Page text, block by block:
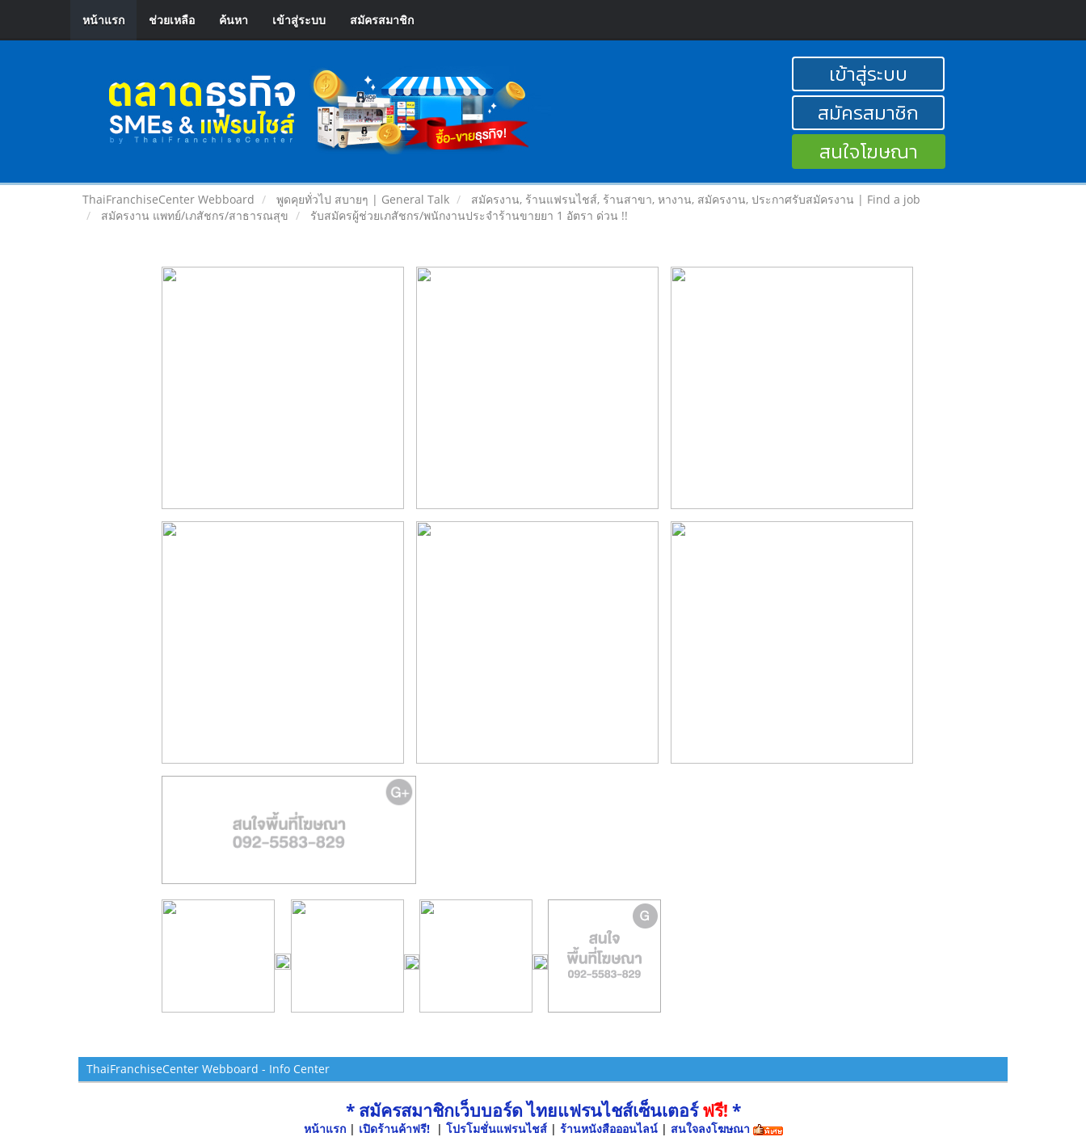
หน้าแรก ช่วยเหลือ ค้นหา เข้าสู่ระบบ สมัครสมาชิก
เข้าสู่ระบบ
สมัครสมาชิก
สนใจโฆษณา
ThaiFranchiseCenter Webboard พูดคุยทั่วไป สบายๆ | General Talk
สมัครงาน, ร้านแฟรนไชส์, ร้านสาขา, หางาน, สมัครงาน, ประกาศรับสมัครงาน | Find a job
สมัครงาน แพทย์/เภสัชกร/สาธารณสุข
รับสมัครผู้ช่วยเภสัชกร/พนักงานประจำร้านขายยา 1 อัตรา ด่วน !!
ThaiFranchiseCenter Webboard - Info Center
* สมัครสมาชิกเว็บบอร์ด ไทยแฟรนไชส์เซ็นเตอร์ฟรี! *
หน้าแรก| เปิดร้านค้าฟรี! | โปรโมชั่นแฟรนไชส์ | ร้านหนังสือออนไลน์ | สนใจลงโฆษณา